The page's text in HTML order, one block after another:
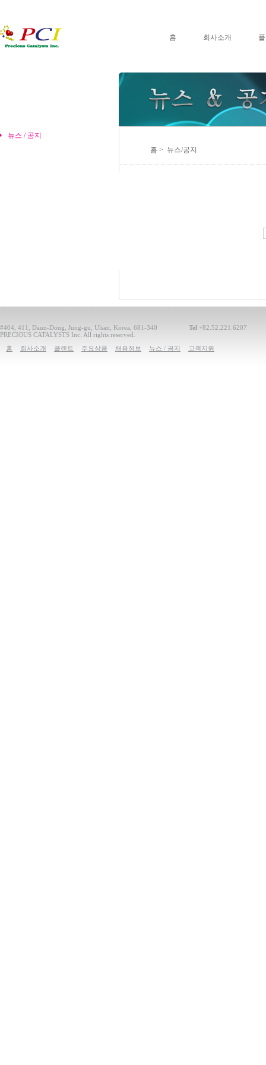
홈 회사소개
뉴스 / 공지
홈 > 뉴스/공지
#404, 411, Daun-Dong, Jung-gu, Ulsan, Korea, 681-340 Tel +82.52.221.6207
PRECIOUS CATALYSTS Inc. All rights reserved.
홈
회사소개 플랜트 주요상품 채용정보 뉴스 / 공지 고객지원